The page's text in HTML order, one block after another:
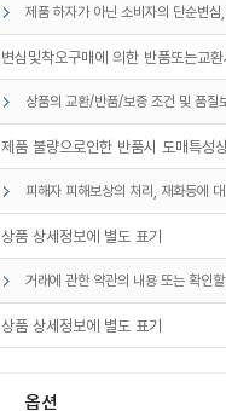
제품 하자가 아닌 소비자의 단순변
변심및착오구매에 의한 반품또는교
상품의 교환/반품/보증 조건 및 품질
제품 불량으로인한 반품시 도매특성
피해자 피해보상의 처리, 재화등에
상품 상세정보에 별도 표기
거래에 관한 약관의 내용 또는 확인
상품 상세정보에 별도 표기
옵션